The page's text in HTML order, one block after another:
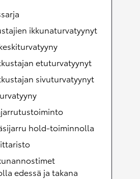
ikkunaturvatyynyt
etuturvatyynyt
sivuturvatyynyt
hold-toiminnolla
edessä ja takana